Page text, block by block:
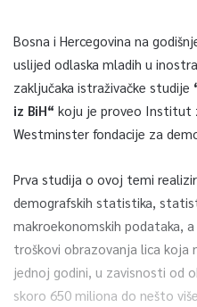
Bosna i Hercegovina na
uslijed odlaska mladih u
zaključaka istraživačke studije
iz BiH“ koju je proveo Institut
Westminster fondacije za
Prva studija o ovoj temi
demografskih statistika,
makroekonomskih podataka,
troškovi obrazovanja lica koja
jednoj godini, u zavisnosti od
skoro 650 miliona do nešto